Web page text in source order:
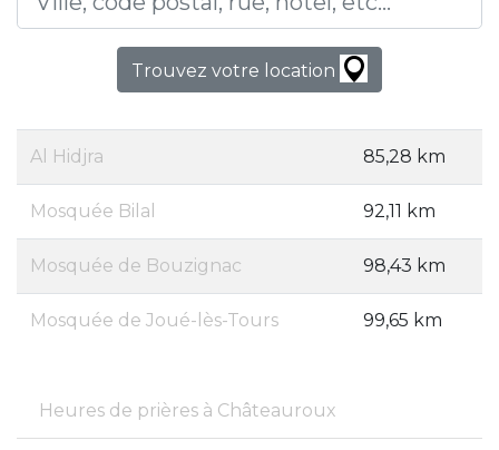
Trouvez votre location
Al Hidjra 85,28 km
Mosquée Bilal 92,11 km
Mosquée de Bouzignac 98,43 km
Mosquée de Joué-lès-Tours 99,65 km
Heures de prières à Châteauroux